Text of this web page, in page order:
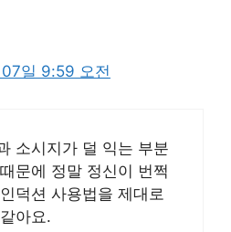
일 9:59 오전
소시지가 덜 익는 부분
문에 정말 정신이 번쩍
덕션 사용법을 제대로
아요.